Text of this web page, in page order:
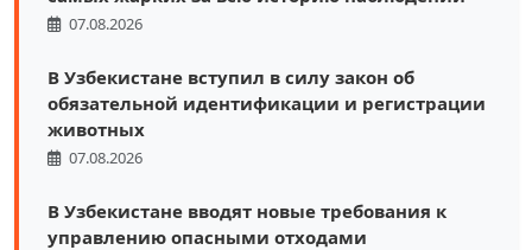
07.08.2026
В Узбекистане вступил в силу закон об
обязательной идентификации и регистрации
животных
07.08.2026
В Узбекистане вводят новые требования к
управлению опасными отходами